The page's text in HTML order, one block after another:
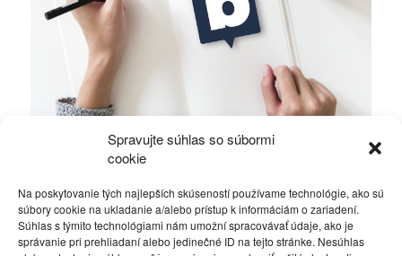
Spravujte súhlas so súbormi
cookie
Na poskytovanie tých najlepších skúseností používame technológie, ako sú
súbory cookie na ukladanie a/alebo prístup k informáciám o zariadení.
Súhlas s týmito technológiami nám umožní spracovávať údaje, ako je
správanie pri prehliadaní alebo jedinečné ID na tejto stránke. Nesúhlas
Ficova vláda a médiá…
Politika 4. decembra 2023